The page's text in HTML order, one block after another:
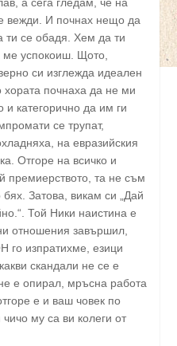
вежди. И почнах нещо да
ти се обадя. Хем да ти
ме успокоиш. Щото,
си изглежда идеален
почнаха да не ми
и категорично да им ги
се трупат,
на евразийския
Отгоре на всичко и
премиерството, та не съм
бях. Затова, викам си „Дай
Той Ники наистина е
отношения завършил,
го изпратихме, езици
скандали не се е
е опирал, мръсна работа
е и ваш човек по
му са ви колеги от